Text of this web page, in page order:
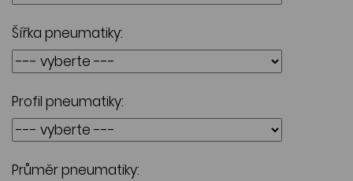
Šířka pneumatiky:
Profil pneumatiky:
Průměr pneumatiky: